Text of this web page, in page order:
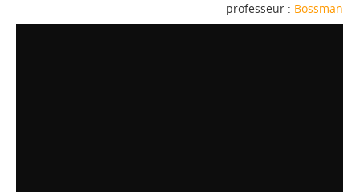
professeur : Bossman